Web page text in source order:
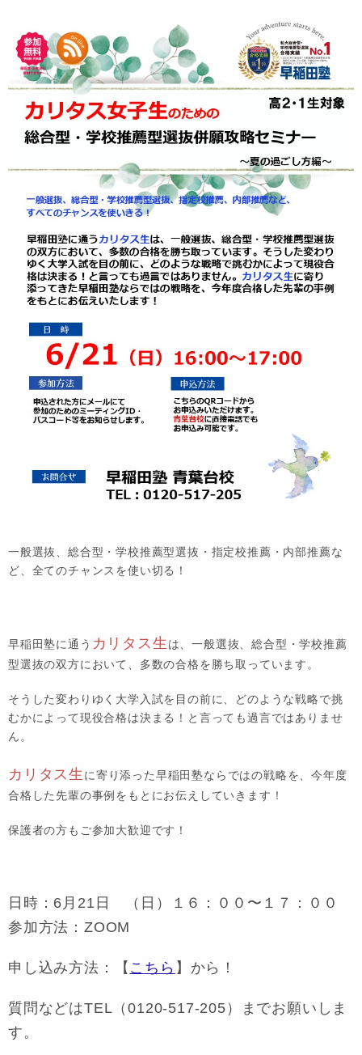
一般選抜、総合型・学校推薦型選抜・指定校推薦・内部推薦な
ど、全てのチャンスを使い切る！
早稲田塾に通う カリタス生 は、一般選抜、総合型・学校推薦
型選抜の双方において、多数の合格を勝ち取っています。
そうした変わりゆく大学入試を目の前に、どのような戦略で挑
むかによって現役合格は決まる！と言っても過言ではありませ
ん。
カリタス生 に寄り添った早稲田塾ならではの戦略を、今年度
合格した先輩の事例をもとにお伝えしていきます！
保護者の方もご参加大歓迎です！
日時：6月21日 （日）１６：００〜１７：００
参加方法：ZOOM
申し込み方法：【 こちら 】から！
質問などはTEL（0120-517-205）までお願いしま
す。